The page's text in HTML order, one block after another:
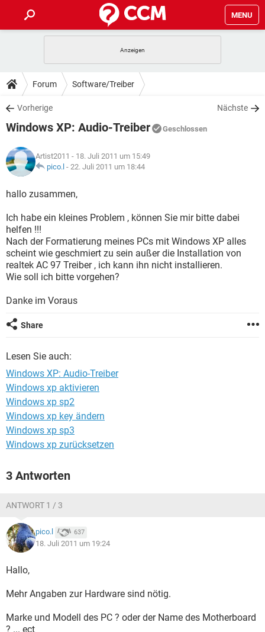
MENU
ANDROID IOS
WINDOWS 10
WHATSAPP TIKTOK
FACEBOOK
TIPPS & TRICKS
SPIELE
WHATSAPP TIKTOK
FACEBOOK
DOWNLOADS
SPIELE STREAMING
ANDROID
WINDOWS 10 INSTAGRAM
WHATSAPP
SPIELE STREAMING
ANDROID
WINDOWS 10
WHATSAPP TIKTOK
FACEBOOK HARDWARE
LEXIKON
SPIELE
WINDOWS 10
WHATSAPP TIKTOK
FACEBOOK HARDWARE
Forum Software/Treiber
Vorherige Nächste
Windows XP: Audio-Treiber Geschlossen
Artist2011 - 18. Juli 2011 um 15:49
pico.l - 22. Juli 2011 um 18:44
hallo zusammen,
Ich habe ein kleines Problem , können Sie mir bitte dabei
helfen !!!
Nach der Formatierung meines PCs mit Windows XP alles
scheint wie geschmiert zu sein außer die Installation von
realtek AC 97 Treiber , ich kann ihn nicht installieren.
Wie soll ich bitte vorgehen?
Danke im Voraus
Share
Lesen Sie auch:
Windows XP: Audio-Treiber
Windows xp aktivieren
Windows xp sp2
Windows xp key ändern
Windows xp sp3
Windows xp zurücksetzen
3 Antworten
ANTWORT 1 / 3
pico.l 637
18. Juli 2011 um 19:24
Hallo,
Mehr Angaben zur Hardware sind nötig.
Marke und Modell des PC ? oder der Name des Motherboard
? ... ect